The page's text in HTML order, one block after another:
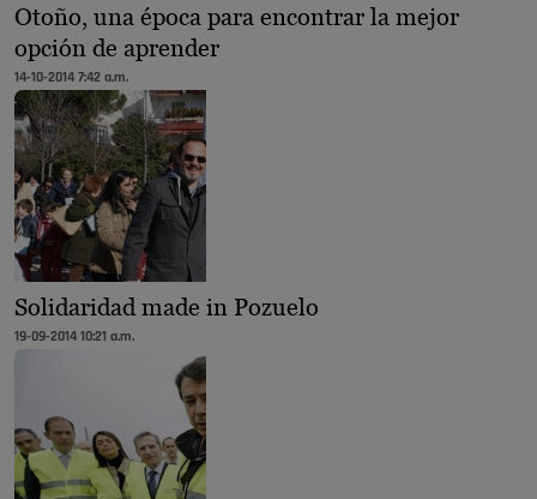
Otoño, una época para encontrar la mejor
opción de aprender
14-10-2014 7:42 a.m.
Solidaridad made in Pozuelo
19-09-2014 10:21 a.m.